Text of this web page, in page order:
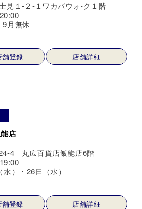
見１-２-１ワカバウォ-ク１階
9月無休
舗登録 店舗詳細
店
4 丸広百貨店飯能店6階
）・26日（水）
舗登録 店舗詳細